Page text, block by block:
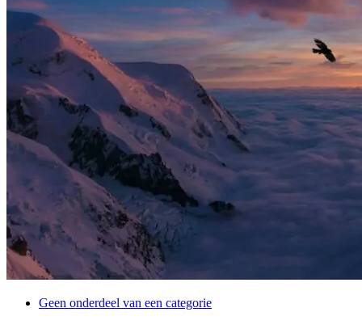
Geen onderdeel van een categorie